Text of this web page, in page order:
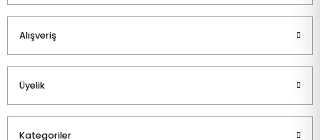
Alışveriş
Üyelik
Kategoriler